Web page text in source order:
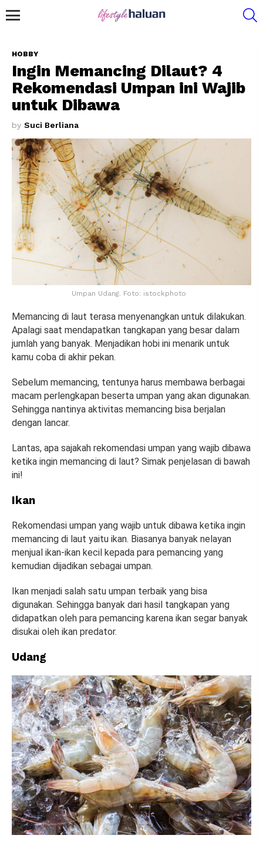
HOBBY
Ingin Memancing Dilaut? 4
Rekomendasi Umpan ini Wajib
untuk Dibawa
by Suci Berliana
Umpan Udang. Foto: istockphoto
Memancing di laut terasa menyenangkan untuk dilakukan.
Apalagi saat mendapatkan tangkapan yang besar dalam
jumlah yang banyak. Menjadikan hobi ini menarik untuk
kamu coba di akhir pekan.
Sebelum memancing, tentunya harus membawa berbagai
macam perlengkapan beserta umpan yang akan digunakan.
Sehingga nantinya aktivitas memancing bisa berjalan
dengan lancar.
Lantas, apa sajakah rekomendasi umpan yang wajib dibawa
ketika ingin memancing di laut? Simak penjelasan di bawah
ini!
Ikan
Rekomendasi umpan yang wajib untuk dibawa ketika ingin
memancing di laut yaitu ikan. Biasanya banyak nelayan
menjual ikan-ikan kecil kepada para pemancing yang
kemudian dijadikan sebagai umpan.
Ikan menjadi salah satu umpan terbaik yang bisa
digunakan. Sehingga banyak dari hasil tangkapan yang
didapatkan oleh para pemancing karena ikan segar banyak
disukai oleh ikan predator.
Udang